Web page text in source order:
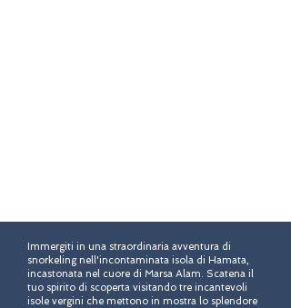
Immergiti in una straordinaria avventura di
snorkeling nell'incontaminata isola di Hamata,
incastonata nel cuore di Marsa Alam. Scatena il
tuo spirito di scoperta visitando tre incantevoli
isole vergini che mettono in mostra lo splendore